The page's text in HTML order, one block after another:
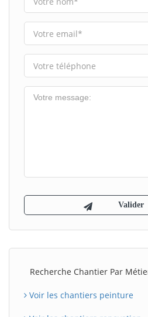
Recherche Chantier Par
Voir les chantiers peinture